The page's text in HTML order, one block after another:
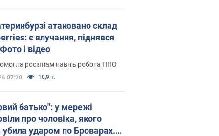
атаковано склад
є влучання, піднявся
і відео
росіянам навіть робота ППО
07:20 10,9 т.
батько": у мережі
про чоловіка, якого
убила ударом по Броварах.